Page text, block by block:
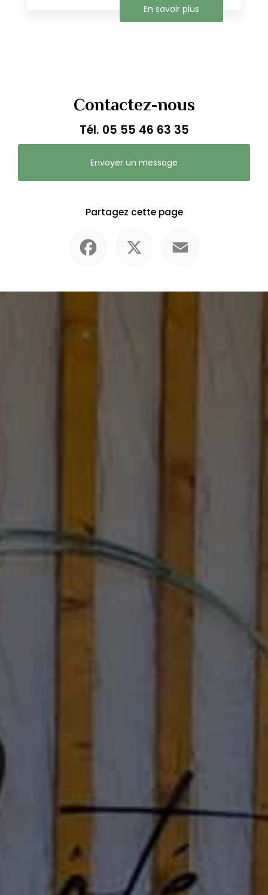
En savoir plus
Contactez-nous
Tél. 05 55 46 63 35
Envoyer un message
Partagez cette page